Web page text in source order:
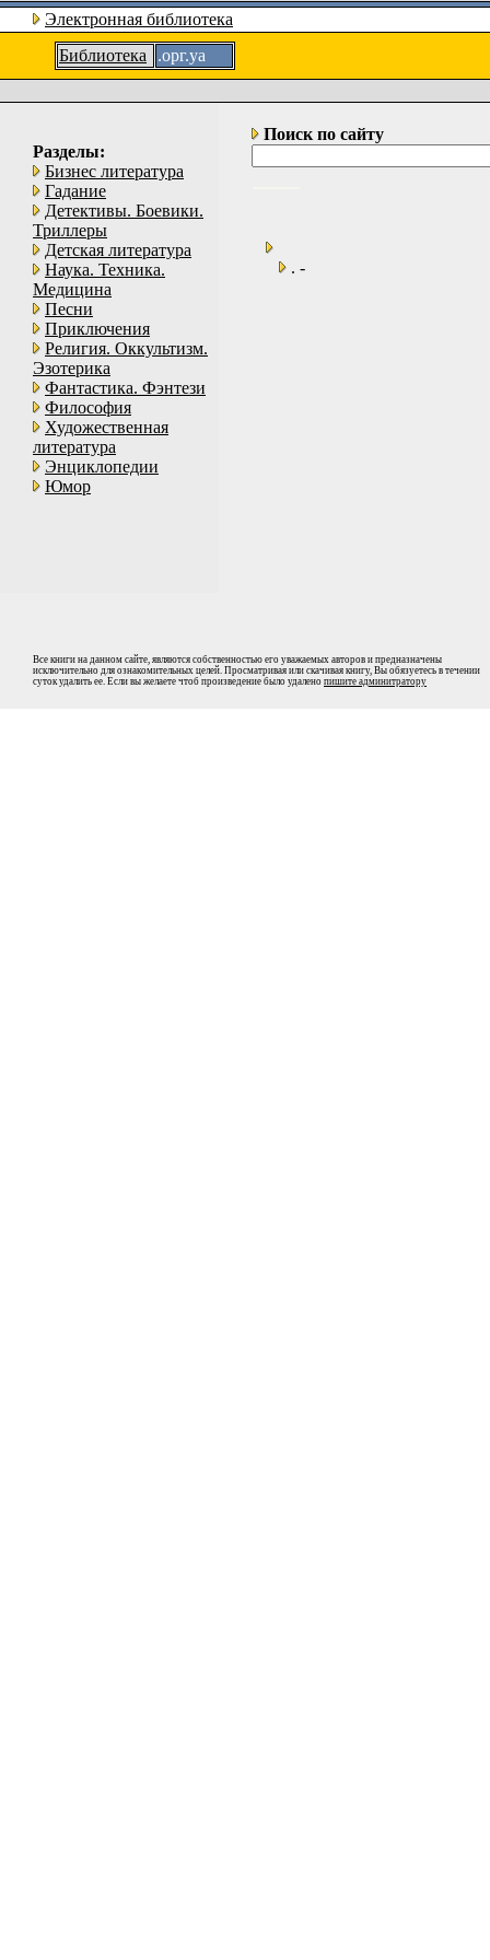
Электронная библиотека
Библиотека
.орг.уа
Разделы:
Бизнес литература
Гадание
Детективы. Боевики.
Триллеры
Детская литература
Наука. Техника.
Медицина
Песни
Приключения
Религия. Оккультизм.
Эзотерика
Фантастика. Фэнтези
Философия
Художественная
литература
Энциклопедии
Юмор
Поиск по сайту
. -
Все книги на данном сайте, являются собственностью его уважаемых авторов и предназначены
исключительно для ознакомительных целей. Просматривая или скачивая книгу, Вы обязуетесь в течении
суток удалить ее. Если вы желаете чтоб произведение было удалено пишите админитратору